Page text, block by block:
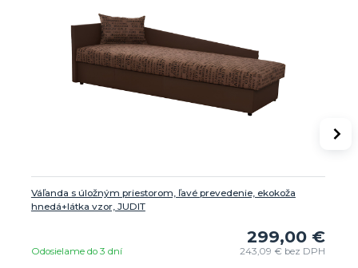
Váľanda s úložným priestorom, ľavé prevedenie, ekokoža
hnedá+látka vzor, JUDIT
299,00 €
243,09 € bez DPH
Odosielame do 3 dní